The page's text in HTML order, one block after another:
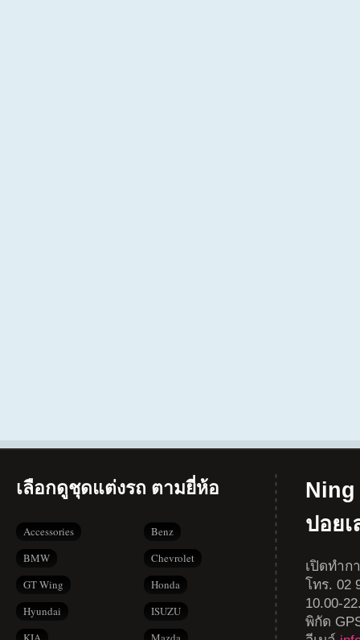
เลือกดูชุดแต่งรถ ตามยี่ห้อ
Accessories
Benz
BMW
Chevrolet
GT Wing
Honda
Hyundai
ISUZU
Ning
ปอย
เปิดทำก
โทร. 02
10.00-
พิกัด